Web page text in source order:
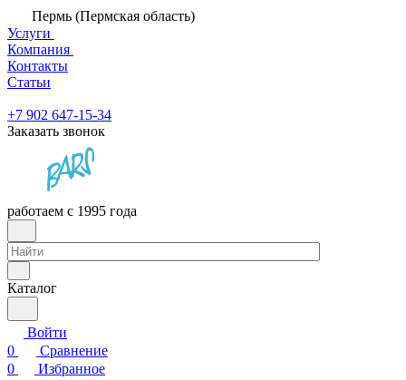
Пермь (Пермская область)
Услуги
Компания
Контакты
Статьи
+7 902 647-15-34
Заказать звонок
работаем с 1995 года
Каталог
Войти
0
Сравнение
0
Избранное